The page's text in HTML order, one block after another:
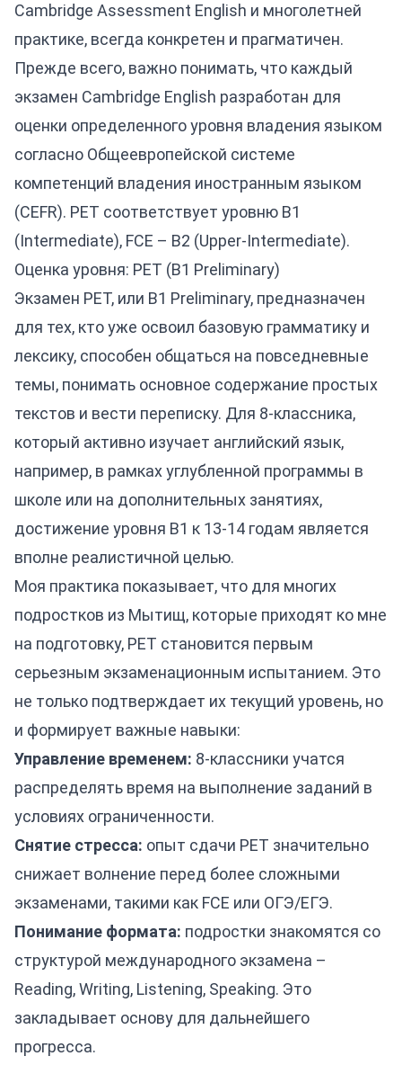
Cambridge Assessment English и многолетней
практике, всегда конкретен и прагматичен.
Прежде всего, важно понимать, что каждый
экзамен Cambridge English разработан для
оценки определенного уровня владения языком
согласно Общеевропейской системе
компетенций владения иностранным языком
(CEFR). PET соответствует уровню B1
(Intermediate), FCE – B2 (Upper-Intermediate).
Оценка уровня: PET (B1 Preliminary)
Экзамен PET, или B1 Preliminary, предназначен
для тех, кто уже освоил базовую грамматику и
лексику, способен общаться на повседневные
темы, понимать основное содержание простых
текстов и вести переписку. Для 8-классника,
который активно изучает английский язык,
например, в рамках углубленной программы в
школе или на дополнительных занятиях,
достижение уровня B1 к 13-14 годам является
вполне реалистичной целью.
Моя практика показывает, что для многих
подростков из Мытищ, которые приходят ко мне
на подготовку, PET становится первым
серьезным экзаменационным испытанием. Это
не только подтверждает их текущий уровень, но
и формирует важные навыки:
Управление временем: 8-классники учатся
распределять время на выполнение заданий в
условиях ограниченности.
Снятие стресса: опыт сдачи PET значительно
снижает волнение перед более сложными
экзаменами, такими как FCE или ОГЭ/ЕГЭ.
Понимание формата: подростки знакомятся со
структурой международного экзамена –
Reading, Writing, Listening, Speaking. Это
закладывает основу для дальнейшего
прогресса.